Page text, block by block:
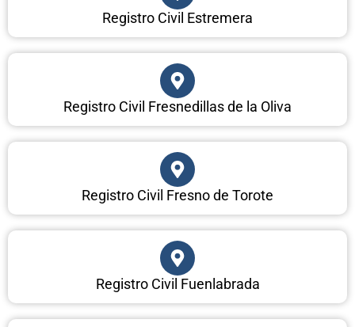
Registro Civil Estremera
Registro Civil Fresnedillas de la Oliva
Registro Civil Fresno de Torote
Registro Civil Fuenlabrada